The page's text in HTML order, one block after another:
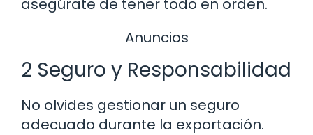
asegúrate de tener todo en orden.
Anuncios
2 Seguro y Responsabilidad
No olvides gestionar un seguro
adecuado durante la exportación.